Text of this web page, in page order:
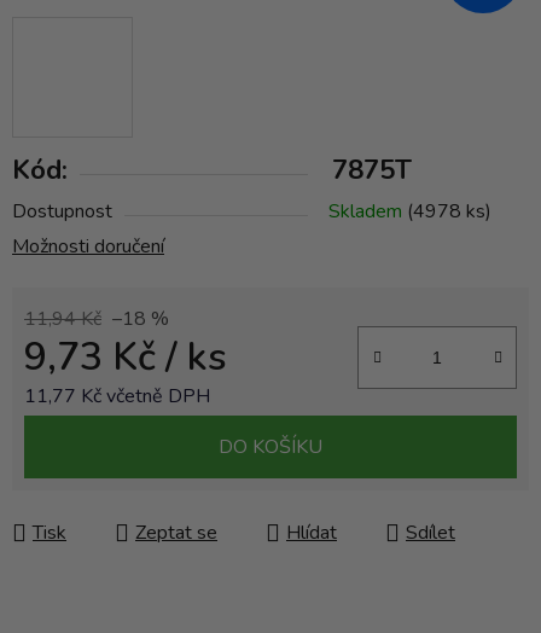
Kód: 7875T
Dostupnost Skladem (4978 ks)
Možnosti doručení
11,94 Kč –18 %
9,73 Kč/ ks
11,77 Kč včetně DPH
DO KOŠÍKU
Tisk Zeptat se Hlídat Sdílet